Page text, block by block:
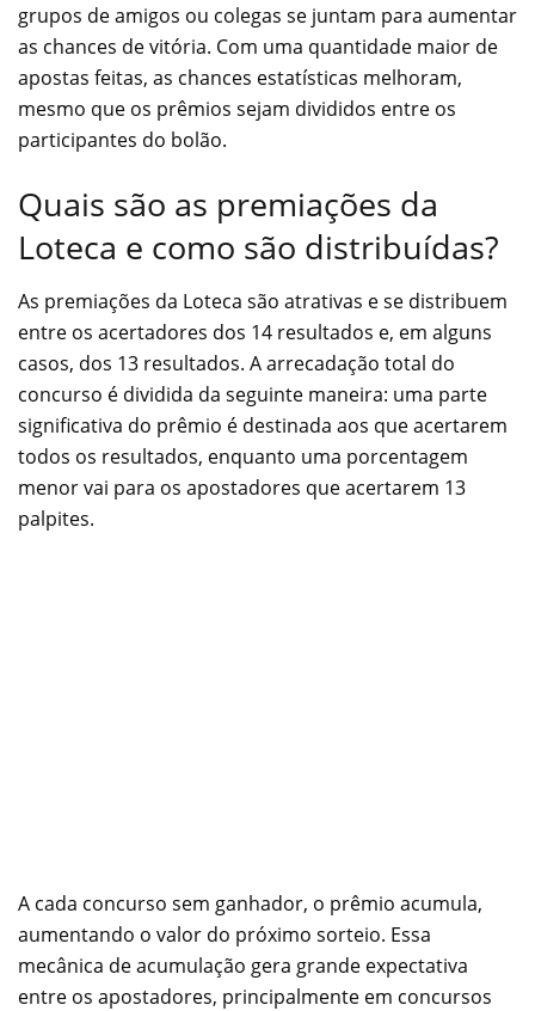
grupos de amigos ou colegas se juntam para aumentar
as chances de vitória. Com uma quantidade maior de
apostas feitas, as chances estatísticas melhoram,
mesmo que os prêmios sejam divididos entre os
participantes do bolão.
Quais são as premiações da
Loteca e como são distribuídas?
As premiações da Loteca são atrativas e se distribuem
entre os acertadores dos 14 resultados e, em alguns
casos, dos 13 resultados. A arrecadação total do
concurso é dividida da seguinte maneira: uma parte
significativa do prêmio é destinada aos que acertarem
todos os resultados, enquanto uma porcentagem
menor vai para os apostadores que acertarem 13
palpites.
A cada concurso sem ganhador, o prêmio acumula,
aumentando o valor do próximo sorteio. Essa
mecânica de acumulação gera grande expectativa
entre os apostadores, principalmente em concursos